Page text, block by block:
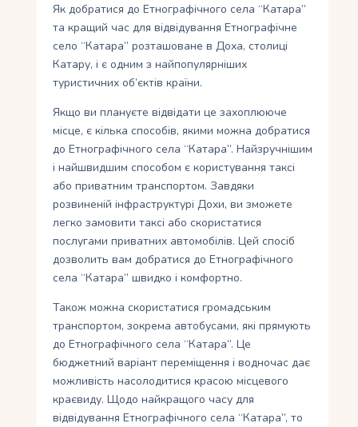
Як добратися до Етнографічного села “Катара”
та кращий час для відвідування Етнографічне
село “Катара” розташоване в Доха, столиці
Катару, і є одним з найпопулярніших
туристичних об’єктів країни.
Якщо ви плануєте відвідати це захоплююче
місце, є кілька способів, якими можна добратися
до Етнографічного села “Катара”. Найзручнішим
і найшвидшим способом є користування таксі
або приватним транспортом. Завдяки
розвиненій інфраструктурі Дохи, ви зможете
легко замовити таксі або скористатися
послугами приватних автомобілів. Цей спосіб
дозволить вам добратися до Етнографічного
села “Катара” швидко і комфортно.
Також можна скористатися громадським
транспортом, зокрема автобусами, які прямують
до Етнографічного села “Катара”. Це
бюджетний варіант переміщення і водночас дає
можливість насолодитися красою місцевого
краєвиду. Щодо найкращого часу для
відвідування Етнографічного села “Катара”, то